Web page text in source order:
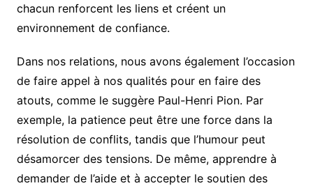
chacun renforcent les liens et créent un
environnement de confiance.
Dans nos relations, nous avons également l’occasion
de faire appel à nos qualités pour en faire des
atouts, comme le suggère Paul-Henri Pion. Par
exemple, la patience peut être une force dans la
résolution de conflits, tandis que l’humour peut
désamorcer des tensions. De même, apprendre à
demander de l’aide et à accepter le soutien des